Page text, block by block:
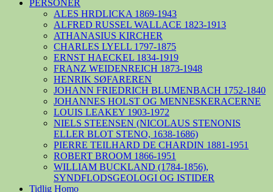
PERSONER
ALES HRDLICKA 1869-1943
ALFRED RUSSEL WALLACE 1823-1913
ATHANASIUS KIRCHER
CHARLES LYELL 1797-1875
ERNST HAECKEL 1834-1919
FRANZ WEIDENREICH 1873-1948
HENRIK SØFAREREN
JOHANN FRIEDRICH BLUMENBACH 1752-1840
JOHANNES HOLST OG MENNESKERACERNE
LOUIS LEAKEY 1903-1972
NIELS STEENSEN (NICOLAUS STENONIS
ELLER BLOT STENO, 1638-1686)
PIERRE TEILHARD DE CHARDIN 1881-1951
ROBERT BROOM 1866-1951
WILLIAM BUCKLAND (1784-1856),
SYNDFLODSGEOLOGI OG ISTIDER
Tidlig Homo